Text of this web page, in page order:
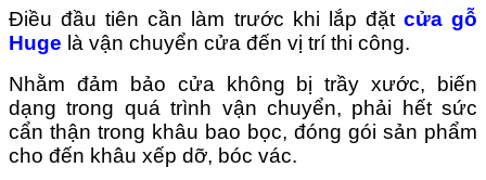
Điều đầu tiên cần làm trước khi lắp đặt cửa gỗ
Huge là vận chuyển cửa đến vị trí thi công.
Nhằm đảm bảo cửa không bị trầy xước, biến
dạng trong quá trình vận chuyển, phải hết sức
cẩn thận trong khâu bao bọc, đóng gói sản phẩm
cho đến khâu xếp dỡ, bóc vác.